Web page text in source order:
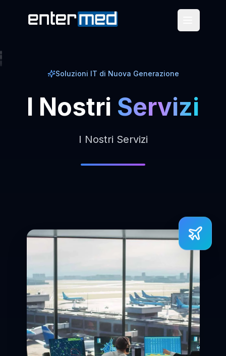
Soluzioni IT di Nuova Generazione
I Nostri Servizi
I Nostri Servizi